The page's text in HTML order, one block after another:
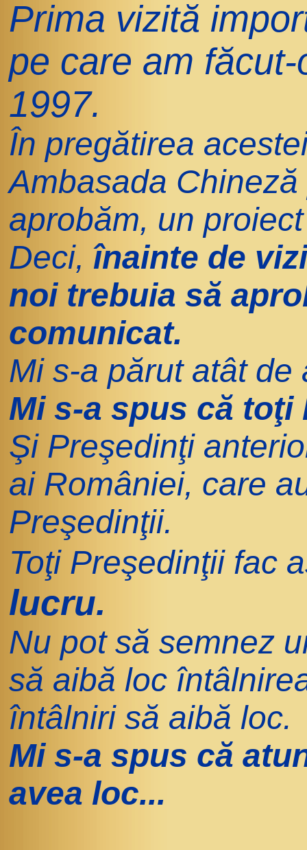
Prima vizită
pe care am
1997.
În pregătirea
Ambasada
aprobăm, un
Deci, înainte de
noi trebuia să
comunicat.
Mi s-a părut atât
Mi s-a spus că toţi
Şi Preşedinţi
ai României, care
Preşedinţii.
Toţi Preşedinţii fac
lucru.
Nu pot să semnez
să aibă loc
întâlniri să aibă loc.
Mi s-a spus că
avea loc...